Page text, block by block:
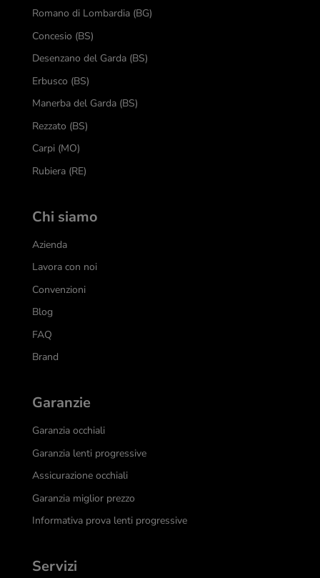
Romano di Lombardia (BG)
Concesio (BS)
Desenzano del Garda (BS)
Erbusco (BS)
Manerba del Garda (BS)
Rezzato (BS)
Carpi (MO)
Rubiera (RE)
Chi siamo
Azienda
Lavora con noi
Convenzioni
Blog
FAQ
Brand
Garanzie
Garanzia occhiali
Garanzia lenti progressive
Assicurazione occhiali
Garanzia miglior prezzo
Informativa prova lenti progressive
Servizi